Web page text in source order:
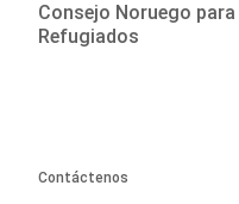
Consejo Noruego para
Refugiados
Contáctenos